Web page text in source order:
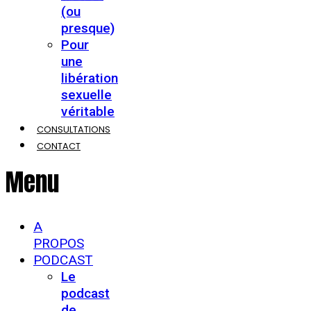
(ou
presque)
Pour
une
libération
sexuelle
véritable
CONSULTATIONS
CONTACT
Menu
A
PROPOS
PODCAST
Le
podcast